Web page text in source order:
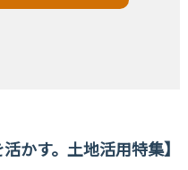
かす。土地活用特集